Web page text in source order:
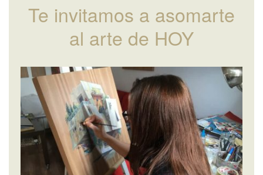
Te invitamos a asomarte
al arte de HOY